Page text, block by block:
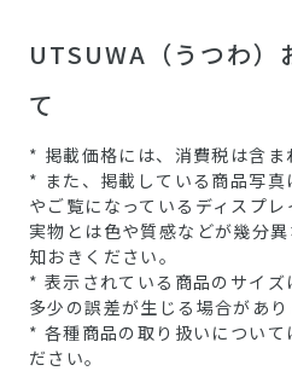
UTSUWA（うつわ）
て
* 掲載価格には、消費税は含ま
* また、掲載している商品写
やご覧になっているディスプレ
実物とは色や質感などが幾分
知おきください。
* 表示されている商品のサイ
多少の誤差が生じる場合があり
* 各種商品の取り扱いについて
ださい。